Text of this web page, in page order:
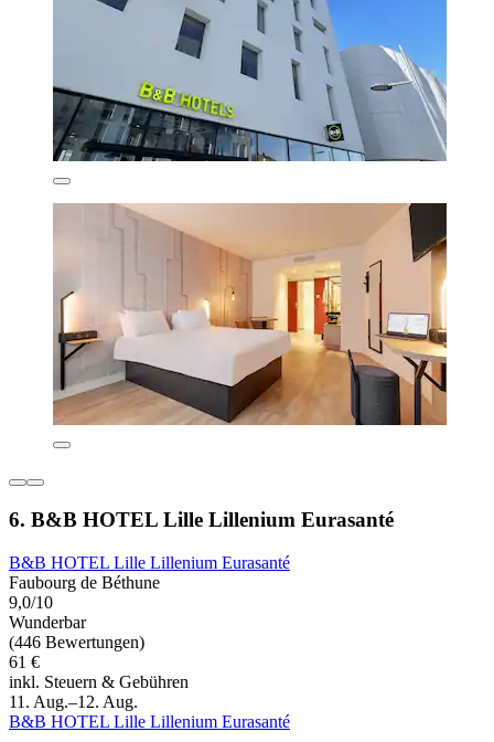
6. B&B HOTEL Lille Lillenium Eurasanté
B&B HOTEL Lille Lillenium Eurasanté
Faubourg de Béthune
9,0/10
Wunderbar
(446 Bewertungen)
61 €
inkl. Steuern & Gebühren
11. Aug.–12. Aug.
B&B HOTEL Lille Lillenium Eurasanté